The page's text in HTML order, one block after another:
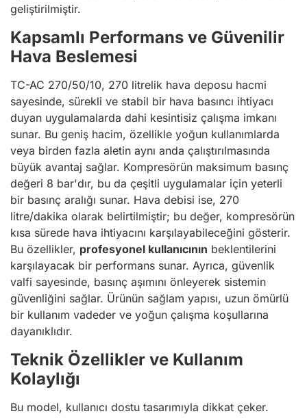
geliştirilmiştir.
Kapsamlı Performans ve Güvenilir
Hava Beslemesi
TC-AC 270/50/10, 270 litrelik hava deposu hacmi
sayesinde, sürekli ve stabil bir hava basıncı ihtiyacı
duyan uygulamalarda dahi kesintisiz çalışma imkanı
sunar. Bu geniş hacim, özellikle yoğun kullanımlarda
veya birden fazla aletin aynı anda çalıştırılmasında
büyük avantaj sağlar. Kompresörün maksimum basınç
değeri 8 bar'dır, bu da çeşitli uygulamalar için yeterli
bir basınç aralığı sunar. Hava debisi ise, 270
litre/dakika olarak belirtilmiştir; bu değer, kompresörün
kısa sürede hava ihtiyacını karşılayabileceğini gösterir.
Bu özellikler, profesyonel kullanıcının beklentilerini
karşılayacak bir performans sunar. Ayrıca, güvenlik
valfi sayesinde, basınç aşımını önleyerek sistemin
güvenliğini sağlar. Ürünün sağlam yapısı, uzun ömürlü
bir kullanım vadeder ve yoğun çalışma koşullarına
dayanıklıdır.
Teknik Özellikler ve Kullanım
Kolaylığı
Bu model, kullanıcı dostu tasarımıyla dikkat çeker.